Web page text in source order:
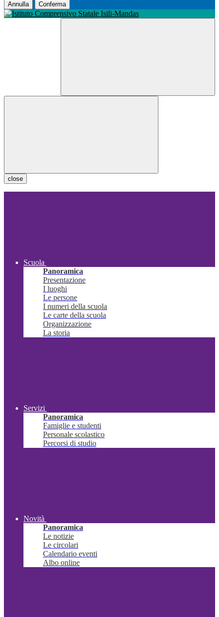
Annulla Conferma
close
Scuola
Panoramica
Presentazione
I luoghi
Le persone
I numeri della scuola
Le carte della scuola
Organizzazione
La storia
Servizi
Panoramica
Famiglie e studenti
Personale scolastico
Percorsi di studio
Novità
Panoramica
Le notizie
Le circolari
Calendario eventi
Albo online